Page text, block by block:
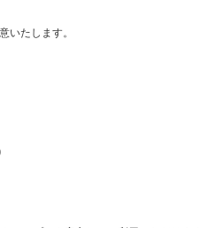
いたします。